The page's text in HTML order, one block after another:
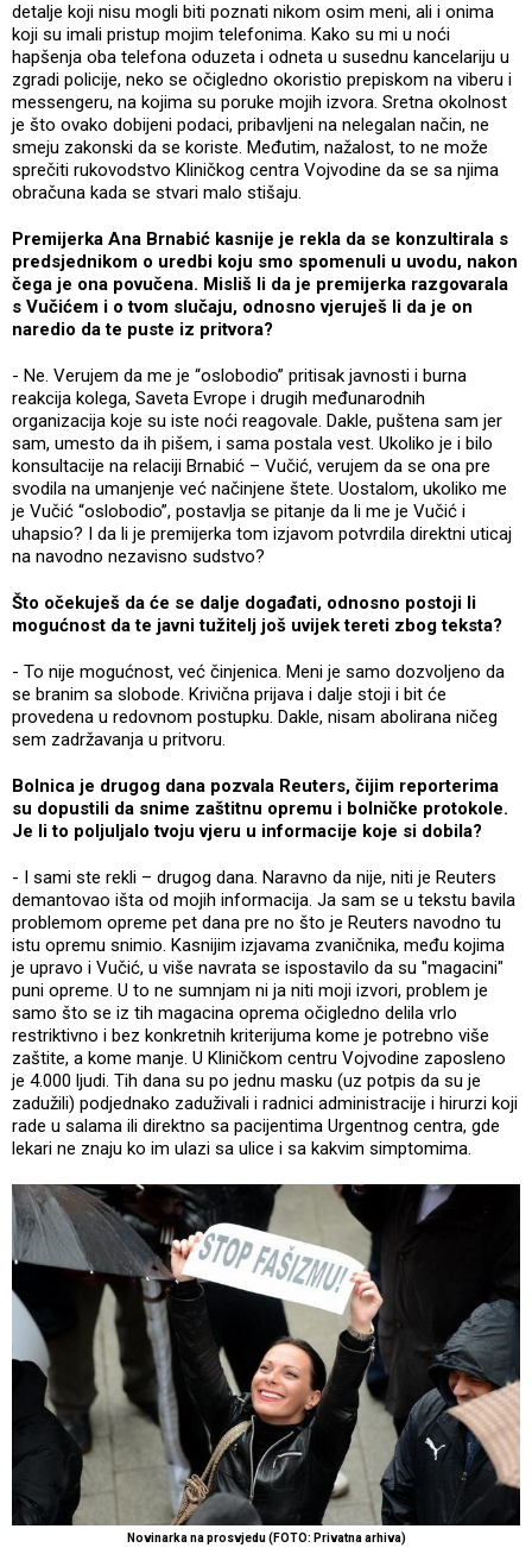
detalje koji nisu mogli biti poznati nikom osim meni, ali i onima
koji su imali pristup mojim telefonima. Kako su mi u noći
hapšenja oba telefona oduzeta i odneta u susednu kancelariju u
zgradi policije, neko se očigledno okoristio prepiskom na viberu i
messengeru, na kojima su poruke mojih izvora. Sretna okolnost
je što ovako dobijeni podaci, pribavljeni na nelegalan način, ne
smeju zakonski da se koriste. Međutim, nažalost, to ne može
sprečiti rukovodstvo Kliničkog centra Vojvodine da se sa njima
obračuna kada se stvari malo stišaju.
Premijerka Ana Brnabić kasnije je rekla da se konzultirala s
predsjednikom o uredbi koju smo spomenuli u uvodu, nakon
čega je ona povučena. Misliš li da je premijerka razgovarala
s Vučićem i o tvom slučaju, odnosno vjeruješ li da je on
naredio da te puste iz pritvora?
- Ne. Verujem da me je “oslobodio” pritisak javnosti i burna
reakcija kolega, Saveta Evrope i drugih međunarodnih
organizacija koje su iste noći reagovale. Dakle, puštena sam jer
sam, umesto da ih pišem, i sama postala vest. Ukoliko je i bilo
konsultacije na relaciji Brnabić – Vučić, verujem da se ona pre
svodila na umanjenje već načinjene štete. Uostalom, ukoliko me
je Vučić “oslobodio”, postavlja se pitanje da li me je Vučić i
uhapsio? I da li je premijerka tom izjavom potvrdila direktni uticaj
na navodno nezavisno sudstvo?
Što očekuješ da će se dalje događati, odnosno postoji li
mogućnost da te javni tužitelj još uvijek tereti zbog teksta?
- To nije mogućnost, već činjenica. Meni je samo dozvoljeno da
se branim sa slobode. Krivična prijava i dalje stoji i bit će
provedena u redovnom postupku. Dakle, nisam abolirana ničeg
sem zadržavanja u pritvoru.
Bolnica je drugog dana pozvala Reuters, čijim reporterima
su dopustili da snime zaštitnu opremu i bolničke protokole.
Je li to poljuljalo tvoju vjeru u informacije koje si dobila?
- I sami ste rekli – drugog dana. Naravno da nije, niti je Reuters
demantovao išta od mojih informacija. Ja sam se u tekstu bavila
problemom opreme pet dana pre no što je Reuters navodno tu
istu opremu snimio. Kasnijim izjavama zvaničnika, među kojima
je upravo i Vučić, u više navrata se ispostavilo da su "magacini"
puni opreme. U to ne sumnjam ni ja niti moji izvori, problem je
samo što se iz tih magacina oprema očigledno delila vrlo
restriktivno i bez konkretnih kriterijuma kome je potrebno više
zaštite, a kome manje. U Kliničkom centru Vojvodine zaposleno
je 4.000 ljudi. Tih dana su po jednu masku (uz potpis da su je
zadužili) podjednako zaduživali i radnici administracije i hirurzi koji
rade u salama ili direktno sa pacijentima Urgentnog centra, gde
lekari ne znaju ko im ulazi sa ulice i sa kakvim simptomima.
Novinarka na prosvjedu (FOTO: Privatna arhiva)